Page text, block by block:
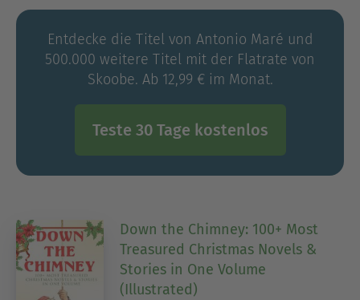
Entdecke die Titel von Antonio Maré und
500.000 weitere Titel mit der Flatrate von
Skoobe. Ab 12,99 € im Monat.
Teste 30 Tage kostenlos
Down the Chimney: 100+ Most
Treasured Christmas Novels &
Stories in One Volume
(Illustrated)